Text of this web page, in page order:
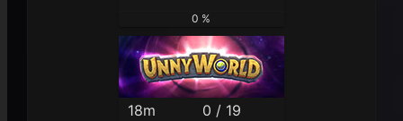
0 %
18m 0 / 19